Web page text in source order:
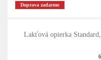
Doprava zadarmo
Lakťová opierka